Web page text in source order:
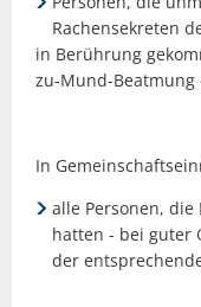
Rachensekreten
in Berührung
zu-Mund-Beatmung
In
alle Personen,
hatten - bei guter
der